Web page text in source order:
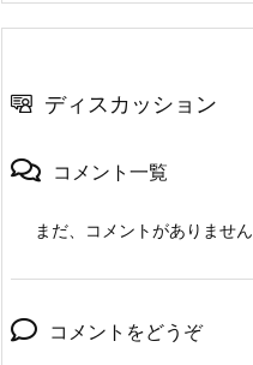
ディスカッション
コメント一覧
まだ、コメントがありません
コメントをどうぞ